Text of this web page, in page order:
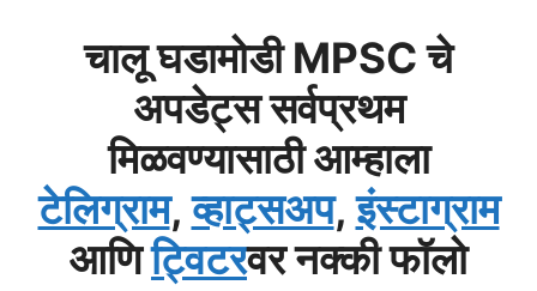
चालू घडामोडी MPSC चे
अपडेट्स सर्वप्रथम
मिळवण्यासाठी आम्हाला
टेलिग्राम,व्हाट्सअप,इंस्टाग्राम
आणिट्विटरवर नक्की फॉलो